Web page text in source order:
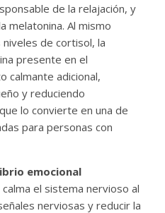
de la relajación, y
melatonina. Al mismo
de cortisol, la
presente en el
calmante adicional,
y reduciendo
lo convierte en una de
para personas con
emocional
el sistema nervioso al
nerviosas y reducir la